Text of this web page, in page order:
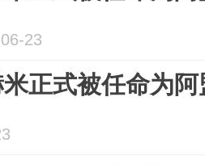
23
正式被任命为